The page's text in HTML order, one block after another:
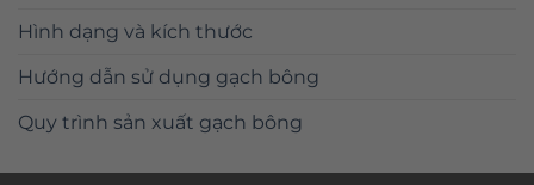
Hình dạng và kích thước
Hướng dẫn sử dụng gạch bông
Quy trình sản xuất gạch bông